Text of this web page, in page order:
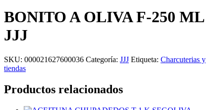
BONITO A OLIVA F-250 ML
JJJ
SKU: 000021627600036 Categoría: JJJ Etiqueta: Charcuterias y
tiendas
Productos relacionados